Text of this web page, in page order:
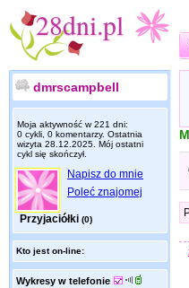
dmrscampbell
Moja aktywność w 221 dni:
0 cykli, 0 komentarzy. Ostatnia
wizyta 28.12.2025 . Mój ostatni
cykl się skończył.
Napisz do mnie
Poleć znajomej
Przyjaciółki (0)
Kto jest on-line:
Wykresy w telefonie